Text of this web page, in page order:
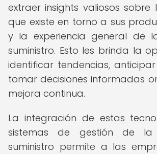
extraer insights valiosos sobre
que existe en torno a sus
y la experiencia general de
suministro. Esto les brinda la
identificar tendencias,
tomar decisiones informadas
mejora continua.
La integración de estas
sistemas de gestión de
suministro permite a las